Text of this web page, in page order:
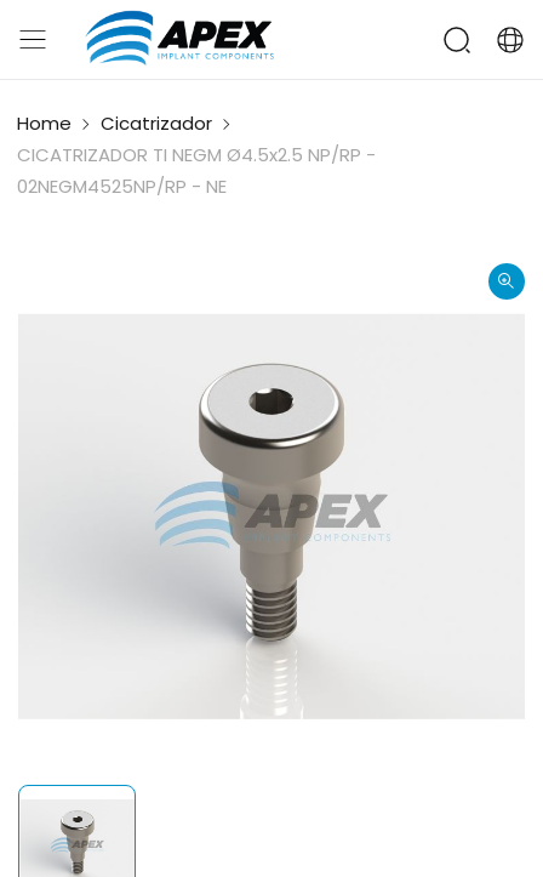
Home
Cicatrizador
CICATRIZADOR TI NEGM Ø4.5x2.5 NP/RP -
02NEGM4525NP/RP - NE